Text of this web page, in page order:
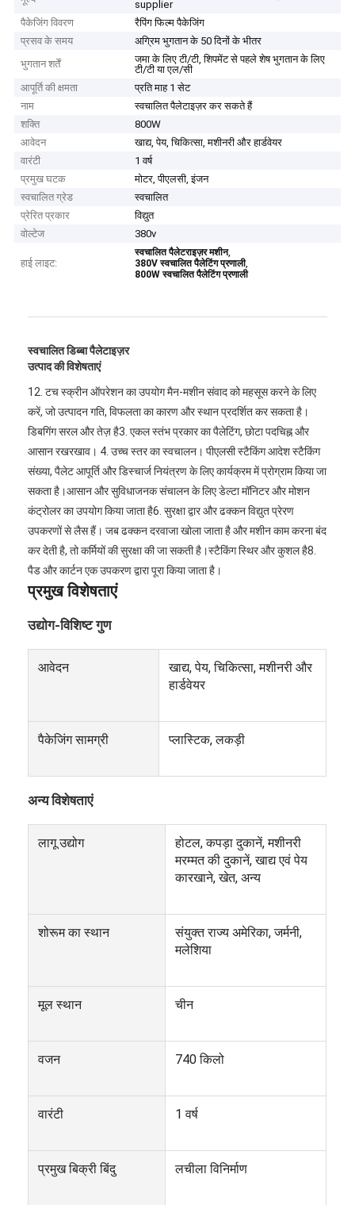
होम
supplier
पैकेजिंग विवरण
रैपिंग फिल्म पैकेजिंग
प्रसव के समय
अग्रिम भुगतान के 50 दिनों के भीतर
भुगतान शर्तें
जमा के लिए टी/टी, शिपमेंट से पहले शेष भुगतान के लिए
टी/टी या एल/सी
आपूर्ति की क्षमता
प्रति माह 1 सेट
नाम
स्वचालित पैलेटाइज़र कर सकते हैं
शक्ति
800W
आवेदन
खाद्य, पेय, चिकित्सा, मशीनरी और हार्डवेयर
वारंटी
1 वर्ष
प्रमुख घटक
मोटर, पीएलसी, इंजन
स्वचालित ग्रेड
स्वचालित
प्रेरित प्रकार
विद्युत
वोल्टेज
380v
हाई लाइट:
स्वचालित पैलेटराइज़र मशीन,
380V स्वचालित पैलेटिंग प्रणाली,
800W स्वचालित पैलेटिंग प्रणाली
स्वचालित डिब्बा पैलेटाइज़र
उत्पाद की विशेषताएं
12. टच स्क्रीन ऑपरेशन का उपयोग मैन-मशीन संवाद को महसूस करने के लिए
करें, जो उत्पादन गति, विफलता का कारण और स्थान प्रदर्शित कर सकता है।
डिबगिंग सरल और तेज़ है3. एकल स्तंभ प्रकार का पैलेटिंग, छोटा पदचिह्न और
आसान रखरखाव। 4. उच्च स्तर का स्वचालन। पीएलसी स्टैकिंग आदेश स्टैकिंग
संख्या, पैलेट आपूर्ति और डिस्चार्ज नियंत्रण के लिए कार्यक्रम में प्रोग्राम किया जा
सकता है।आसान और सुविधाजनक संचालन के लिए डेल्टा मॉनिटर और मोशन
कंट्रोलर का उपयोग किया जाता है6. सुरक्षा द्वार और ढक्कन विद्युत प्रेरण
उपकरणों से लैस हैं। जब ढक्कन दरवाजा खोला जाता है और मशीन काम करना बंद
कर देती है, तो कर्मियों की सुरक्षा की जा सकती है।स्टैकिंग स्थिर और कुशल है8.
पैड और कार्टन एक उपकरण द्वारा पूरा किया जाता है।
प्रमुख विशेषताएं
उद्योग-विशिष्ट गुण
आवेदन
खाद्य, पेय, चिकित्सा, मशीनरी और
हार्डवेयर
पैकेजिंग सामग्री प्लास्टिक, लकड़ी
अन्य विशेषताएं
लागू उद्योग
होटल, कपड़ा दुकानें, मशीनरी
मरम्मत की दुकानें, खाद्य एवं पेय
कारखाने, खेत, अन्य
शोरूम का स्थान
संयुक्त राज्य अमेरिका, जर्मनी,
मलेशिया
मूल स्थान चीन
वजन 740 किलो
वारंटी 1 वर्ष
प्रमुख बिक्री बिंदु लचीला विनिर्माण